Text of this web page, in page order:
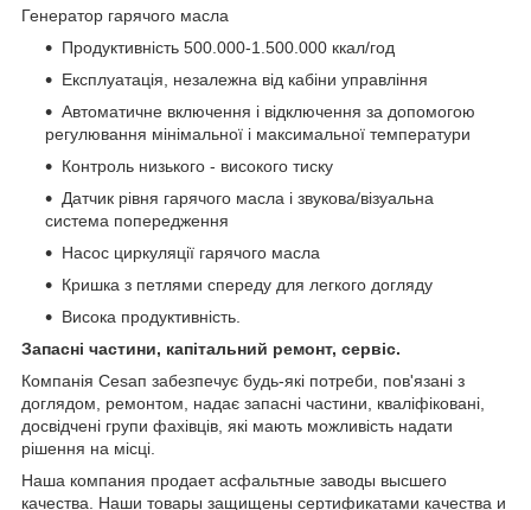
Генератор гарячого масла
Продуктивність 500.000-1.500.000 ккал/год
Експлуатація, незалежна від кабіни управління
Автоматичне включення і відключення за допомогою
регулювання мінімальної і максимальної температури
Контроль низького - високого тиску
Датчик рівня гарячого масла і звукова/візуальна
система попередження
Насос циркуляції гарячого масла
Кришка з петлями спереду для легкого догляду
Висока продуктивність.
Запасні частини, капітальний ремонт, сервіс.
Компанія Сеѕап забезпечує будь-які потреби, пов'язані з
доглядом, ремонтом, надає запасні частини, кваліфіковані,
досвідчені групи фахівців, які мають можливість надати
рішення на місці.
Наша компания продает асфальтные заводы высшего
качества. Наши товары защищены сертификатами качества и